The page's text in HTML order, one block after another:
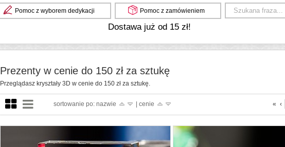
Pomoc z wyborem dedykacji Pomoc z zamówieniem
Dostawa już od 15 zł!
Prezenty w cenie do 150 zł za sztukę
Przeglądasz kryształy 3D w cenie do 150 zł za sztukę.
sortowanie po: nazwie | cenie « ‹